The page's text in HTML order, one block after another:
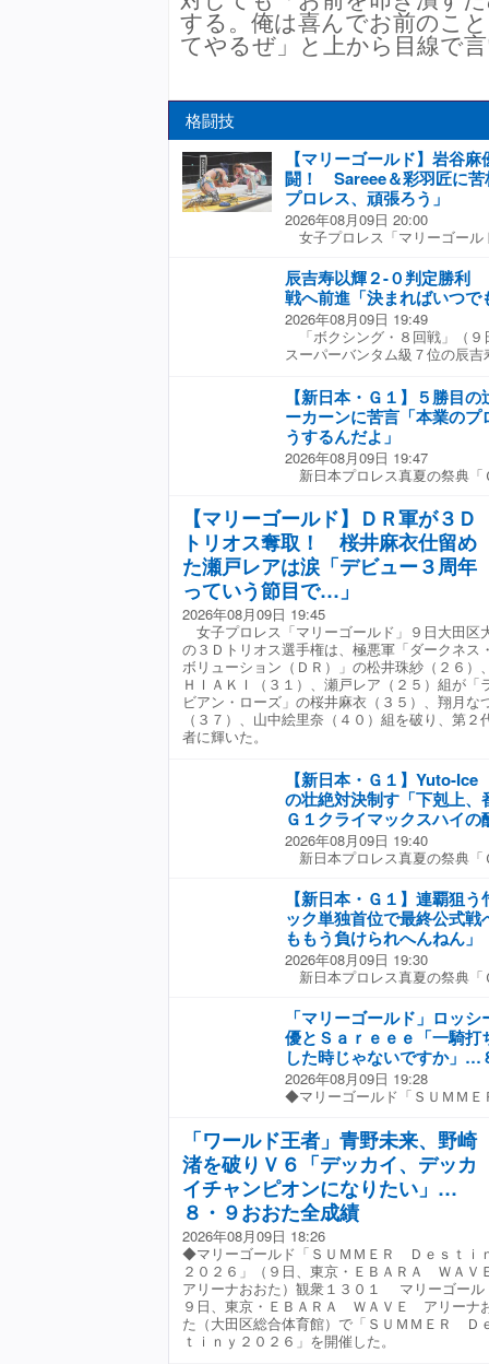
する。俺は喜んでお前のこ
てやるぜ」と上から目線で
格闘技
【マリーゴールド】岩谷
闘！ Sareee＆彩羽匠に苦
プロレス、頑張ろう」
2026年08月09日 20:00
女子プロレス「マリーゴー
ｅｅｅ＆彩羽匠（マーベラス
た。 岩谷と弓月は試合中の負
場を強いられた。４か月ぶり
グを結成し、いきなり最強外
弓月がドロップキックでＳ
谷もＳａｒｅｅｅと激しいエ
を見せつけた。 互いに一歩
１５分過ぎ。リングに孤立し
ボム、Ｓａｒｅｅｅからダイ
けられ、悶絶。カバーは岩谷
く。弓月がＳａｒｅｅｅから
がカットし難を逃れた。 反
試みたが、耐えられて逆に雪
れた。それでも代わった弓月
アロー（変型横回転式横十字
レックスをさく裂。一気に流
カバーは彩羽にカットされ、
救援も間に合わず、最後はＳ
マットに沈んだ。 試合後、
から弓月は「いいじゃん。も
を受けた。岩谷は「私の本命
やっと捕まえたよ。今日で終
女子プロレス界のアイコン」
は試合を行った３人に感謝し
れすぎて今のＳａｒｅｅｅが
め、この３人のレベル、この
見せる。またその日が来たら
せます」と飛躍を誓った。
ロレスやっぱり大好きだなっ
ュ）の２人のおかげでそう思
ろう」と笑顔。弓月と控室へ
辰吉寿以輝２-０判定勝利
戦へ前進「決まればいつで
2026年08月09日 19:49
「ボクシング・８回戦」（
スーパーバンタム級７位の辰
ーの豊永太我（２１）＝ウォ
挑戦に向けて一歩前進した
めるなど好発進したが、粘る
いまま最終回のゴングを聞い
せたが、倒すことに力が入り
戦した父の元ＷＢＣ世界バン
２４年１２月の東洋太平洋王
ル挑戦を目指す。「今日の内
ればいつでもやります」と決
代からの後援組織の林英明会
は涙を流し「父からずっとお
試合はドローだったので今回
寿以輝は２１戦１８勝（１０
戦６勝（１ＫＯ）３敗。
【新日本・Ｇ１】５勝目
ーカーンに苦言「本業の
うするんだよ」
2026年08月09日 19:47
新日本プロレス真夏の祭典
太（３２）がグレート―Ｏ―
デビュー戦の相手と酷似し
イス攻撃をはじめとしたラフ
ジーンブラスターもレフェリ
攻撃からエリミネーターを狙
り返した辻は、再度ジーンブ
ターの王統流正拳突きで迎撃
トレンジのジーンブラスター
らにジーンブレスターを連発
これで辻は勝ち点を１０に伸
ないだ。バックステージでは
オーカーンに対し「お前は何
だ？ 好きなアニメのためか
ロレスよりも二次元コンテン
堂々と公言していたが「お前
エンサーだかアンバサダーだ
よ、プロレスもちゃんとやれ
上でアンバサダーやらインフ
じゃねえのか。しっかりして
【マリーゴールド】ＤＲ軍が３Ｄ
トリオス奪取！ 桜井麻衣仕留め
た瀬戸レアは涙「デビュー３周年
っていう節目で…」
2026年08月09日 19:45
女子プロレス「マリーゴールド」９日大田区
の３Ｄトリオス選手権は、極悪軍「ダークネス
ボリューション（ＤＲ）」の松井珠紗（２６）
ＨＩＡＫＩ（３１）、瀬戸レア（２５）組が「
ビアン・ローズ」の桜井麻衣（３５）、翔月な
（３７）、山中絵里奈（４０）組を破り、第２
者に輝いた。
【新日本・Ｇ１】Yuto-
の壮絶対決制す「下剋上、
Ｇ１クライマックスハイの
2026年08月09日 19:40
新日本プロレス真夏の祭典
鷹木信悟（４３）との「Ｕｎ
同門対決を制し４勝目を挙
怒とうの猛攻にさらされた。
ドロップキック）をカウンタ
されたＩｃｅは、バーニング
ンバーと窮地の連続。それで
合戦からエルボーを浴びなが
応酬からのヘッドバットは相
トを打ち合い鷹木をダウンさ
アタック「Ｈｅａｒｔｌｅｓ
すでにブロック突破の可能性
鷹木からの勝利の価値は計り
剋上、番狂わせがあるのもＧ
やろ」とニヤリ。 最終公式戦
洋央紀と激突する。「やっぱ
ＯＳＨＩ―ＨＡＳＨＩ、真壁（
したらよ、その世代が一番ハ
業界入るまで見とったヤツら
でしょうがない。一緒にプロ
目を輝かせていた。 一方の鷹
ク突破は絶望的となった。
【新日本・Ｇ１】連覇狙
ック単独首位で最終公式
ももう負けられへんねん」
2026年08月09日 19:30
新日本プロレス真夏の祭典
Ｅ ＴＡＫＥＳＨＩＴＡ（竹
Ａ（３８）を下し６勝目を挙
ール大会のＮＪＰＷ ＷＯＲＬ
ＡＮＡＤＡとの早期再戦は、
同士による高度な読み合いと
ァイヤーからラウンディング
ｕｌｌ Ｅｎｄ（変型飛龍裸絞
け、人でなしドライバーから
けた。 レイジングファイヤー
デッドフォールを狙われたが
ルを発射。そのまま一気にレ
３カウントを奪った。 この日
藤洋央紀に３敗目を喫したた
岩陵平との最終公式戦（１２
た。「公式戦はあと一つ…大岩
トップでももう負けられへん
で追いかける大岩に宣戦布告し
「マリーゴールド」ロッ
優とＳａｒｅｅｅ「一騎打
した時じゃないですか」…
2026年08月09日 19:28
◆マリーゴールド「ＳＵＭＭ
た）観衆１３０１ マリーゴー
ＲＡ ＷＡＶＥ アリーナおお
「ＳＵＭＭＥＲ Ｄｅｓｔｉｎ
メインイベントでマリーゴー
王者・青野未来が野崎渚を破
セミファイナルのスペシャル
もに欠場していたスーパーフ
リア弓月が復帰。Ｓａｒｅｅ
シュ」に敗れたがずば抜けた
力を見せつけた。 １月、５月
大会。観衆は１３０１人で１
はなかったが、前回５・２９
から若干プラスとなった。 大
「ワールド王者」青野未来、野崎
渚を破りＶ６「デッカイ、デッカ
イチャンピオンになりたい」…
８・９おおた全成績
2026年08月09日 18:26
◆マリーゴールド「ＳＵＭＭＥＲ Ｄｅｓｔｉ
２０２６」（９日、東京・ＥＢＡＲＡ ＷＡ
アリーナおおた）観衆１３０１ マリーゴール
９日、東京・ＥＢＡＲＡ ＷＡＶＥ アリーナ
た（大田区総合体育館）で「ＳＵＭＭＥＲ Ｄ
ｔｉｎｙ２０２６」を開催した。